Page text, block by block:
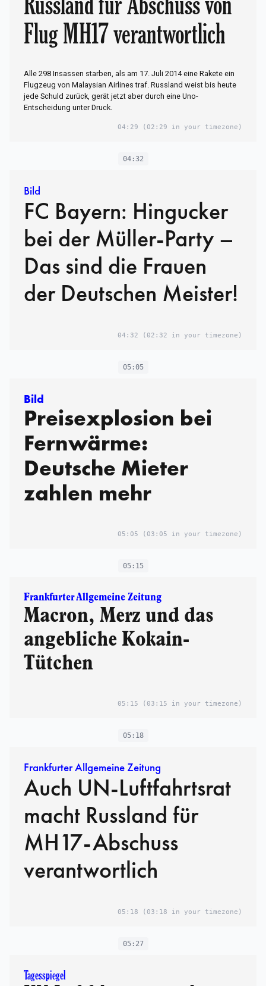
Flug MH17 verantwortlich
Alle 298 Insassen starben, als am 17. Juli 2014 eine Rakete ein
Flugzeug von Malaysian Airlines traf. Russland weist bis heute
jede Schuld zurück, gerät jetzt aber durch eine Uno-
Entscheidung unter Druck.
04:29 (02:29 in your timezone)
04:32
Bild
FC Bayern: Hingucker
bei der Müller-Party –
Das sind die Frauen
der Deutschen Meister!
04:32 (02:32 in your timezone)
05:05
Bild
Preisexplosion bei
Fernwärme:
Deutsche Mieter
zahlen mehr
05:05 (03:05 in your timezone)
05:15
Frankfurter Allgemeine Zeitung
Macron, Merz und das
angebliche Kokain-
Tütchen
05:15 (03:15 in your timezone)
05:18
Frankfurter Allgemeine Zeitung
Auch UN-Luftfahrtsrat
macht Russland für
MH17-Abschuss
verantwortlich
05:18 (03:18 in your timezone)
05:27
Tagesspiegel